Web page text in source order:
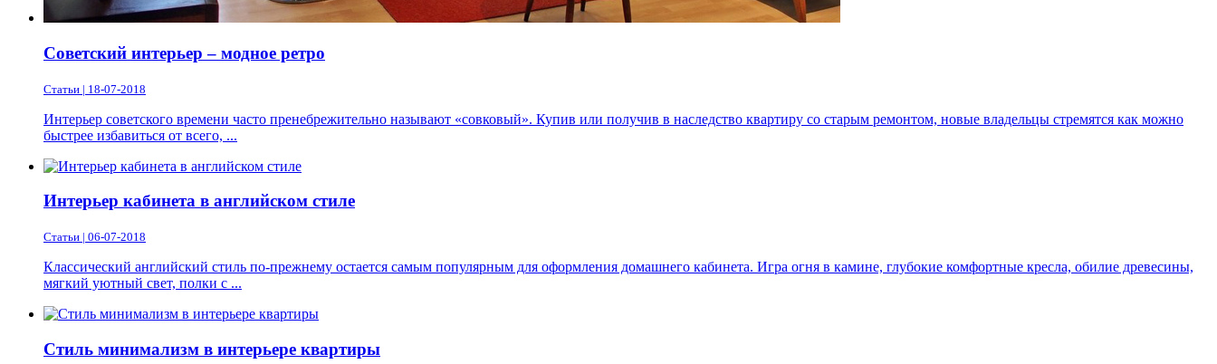
Советский интерьер – модное ретро
Статьи | 18-07-2018
Интерьер советского времени часто пренебрежительно называют «совковый». Купив или получив в наследство квартиру со старым ремонтом, новые владельцы стремятся как можно
быстрее избавиться от всего, ...
Интерьер кабинета в английском стиле
Статьи | 06-07-2018
Классический английский стиль по-прежнему остается самым популярным для оформления домашнего кабинета. Игра огня в камине, глубокие комфортные кресла, обилие древесины,
мягкий уютный свет, полки с ...
Стиль минимализм в интерьере квартиры